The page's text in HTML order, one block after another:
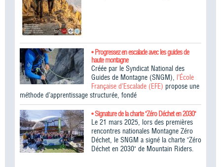
• Progressez en escalade avec les guides de
haute montagne
Créée par le Syndicat National des
Guides de Montagne (SNGM), l’École
Française d’Escalade (EFE) propose une
méthode d’apprentissage structurée, fondé
• Signature de la charte "Zéro Déchet en 2030"
Le 21 mars 2025, lors des premières
rencontres nationales Montagne Zéro
Déchet, le SNGM a signé la charte "Zéro
Déchet en 2030" de Mountain Riders.